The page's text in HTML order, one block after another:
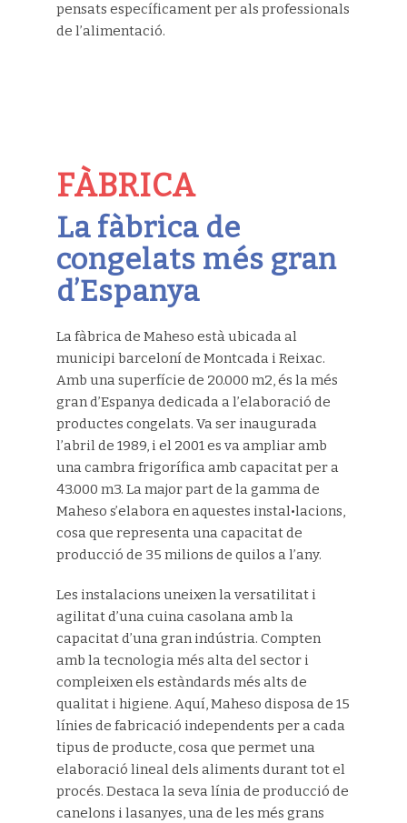
pensats específicament per als professionals
de l’alimentació.
FÀBRICA
La fàbrica de
congelats més gran
d’Espanya
La fàbrica de Maheso està ubicada al
municipi barceloní de Montcada i Reixac.
Amb una superfície de 20.000 m2, és la més
gran d’Espanya dedicada a l’elaboració de
productes congelats. Va ser inaugurada
l’abril de 1989, i el 2001 es va ampliar amb
una cambra frigorífica amb capacitat per a
43.000 m3. La major part de la gamma de
Maheso s’elabora en aquestes instal•lacions,
cosa que representa una capacitat de
producció de 35 milions de quilos a l’any.
Les instalacions uneixen la versatilitat i
agilitat d’una cuina casolana amb la
capacitat d’una gran indústria. Compten
amb la tecnologia més alta del sector i
compleixen els estàndards més alts de
qualitat i higiene. Aquí, Maheso disposa de 15
línies de fabricació independents per a cada
tipus de producte, cosa que permet una
elaboració lineal dels aliments durant tot el
procés. Destaca la seva línia de producció de
canelons i lasanyes, una de les més grans